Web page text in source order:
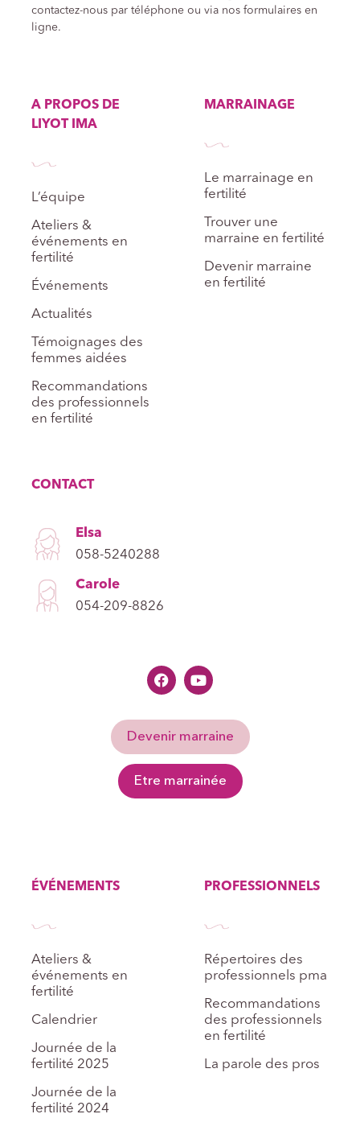
contactez-nous par téléphone ou via nos formulaires en
ligne.
A PROPOS DE
LIYOT IMA
L’équipe
Ateliers &
événements en
fertilité
Événements
Actualités
Témoignages des
femmes aidées
Recommandations
des professionnels
en fertilité
MARRAINAGE
Le marrainage en
fertilité
Trouver une
marraine en fertilité
Devenir marraine
en fertilité
CONTACT
Elsa
058-5240288
Carole
054-209-8826
Devenir marraine
Etre marrainée
ÉVÉNEMENTS
Ateliers &
événements en
fertilité
Calendrier
Journée de la
fertilité 2025
Journée de la
fertilité 2024
PROFESSIONNELS
Répertoires des
professionnels pma
Recommandations
des professionnels
en fertilité
La parole des pros